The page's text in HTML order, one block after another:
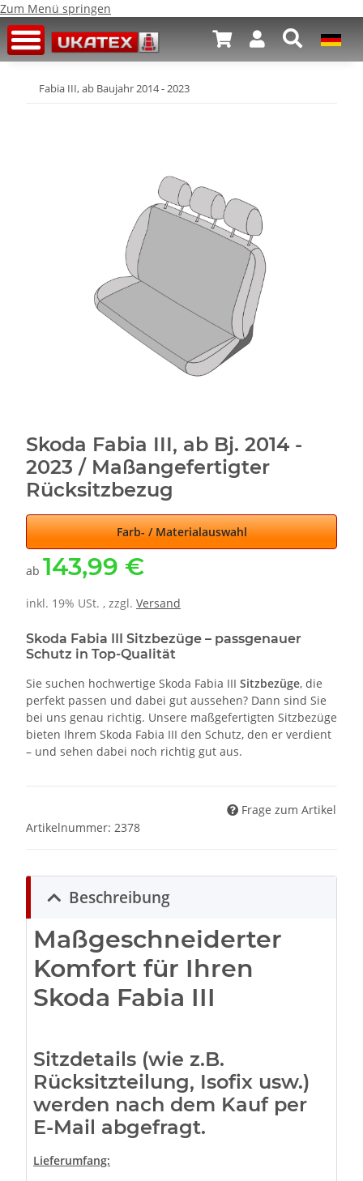
Zum Menü springen
Fabia III, ab Baujahr 2014 - 2023
Skoda Fabia III, ab Bj. 2014 -
2023 / Maßangefertigter
Rücksitzbezug
Farb- / Materialauswahl
ab 143,99 €
inkl. 19% USt. , zzgl. Versand
Skoda Fabia III Sitzbezüge – passgenauer
Schutz in Top-Qualität
Sie suchen hochwertige Skoda Fabia III Sitzbezüge, die
perfekt passen und dabei gut aussehen? Dann sind Sie
bei uns genau richtig. Unsere maßgefertigten Sitzbezüge
bieten Ihrem Skoda Fabia III den Schutz, den er verdient
– und sehen dabei noch richtig gut aus.
Frage zum Artikel
Artikelnummer: 2378
Beschreibung
Maßgeschneiderter
Komfort für Ihren
Skoda Fabia III
Sitzdetails (wie z.B.
Rücksitzteilung, Isofix usw.)
werden nach dem Kauf per
E-Mail abgefragt.
Lieferumfang: